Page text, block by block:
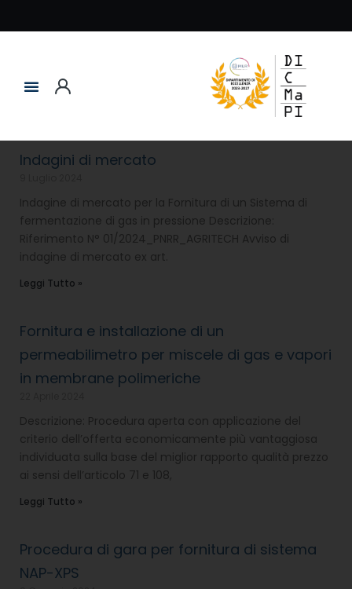
Indagini di mercato
Indagine di mercato per la Fornitura di un Sistema di
fermentazione di gas in pressione Descrizione:
Riferimento N° 01/2024_PNRR_AGRITECH Avviso di
indagine di mercato ex art.
Leggi Tutto »
Fornitura e installazione di un
permeabilimetro per miscele di gas e vapori
in membrane polimeriche
Descrizione: Procedura aperta con applicazione del
criterio dell’offerta economicamente più vantaggiosa
individuata sulla base del miglior rapporto qualità prezzo
ai sensi dell’articolo 71 e 108,
Leggi Tutto »
Procedura di gara per fornitura di sistema
NAP-XPS